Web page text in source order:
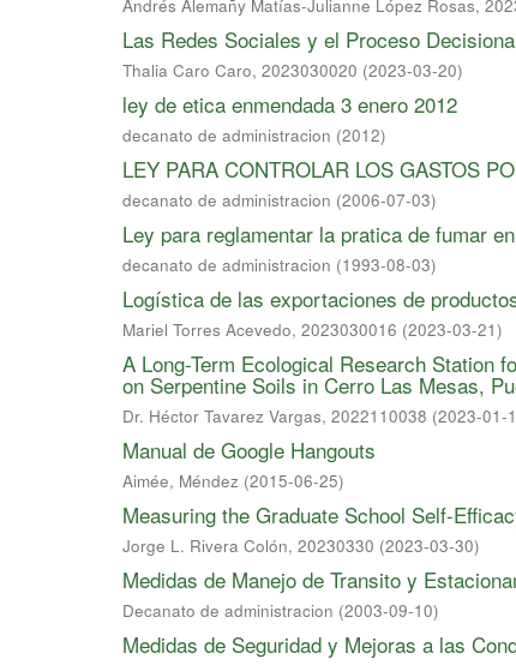
Andrés Alemañy Matías-Julianne López Rosas,
Las Redes Sociales y el Proceso
Thalia Caro Caro, 2023030020 (2023-03-20)
ley de etica enmendada 3 enero 2012
decanato de administracion (2012)
LEY PARA CONTROLAR LOS GASTOS
decanato de administracion (2006-07-03)
Ley para reglamentar la pratica de fumar
decanato de administracion (1993-08-03)
Logística de las exportaciones de
Mariel Torres Acevedo, 2023030016 (2023-03-21)
A Long-Term Ecological Research Station
on Serpentine Soils in Cerro Las Mesas,
Dr. Héctor Tavarez Vargas, 2022110038 (2023-01-
Manual de Google Hangouts
Aimée, Méndez (2015-06-25)
Measuring the Graduate School Self-
Jorge L. Rivera Colón, 20230330 (2023-03-30)
Medidas de Manejo de Transito y
Decanato de administracion (2003-09-10)
Medidas de Seguridad y Mejoras a las